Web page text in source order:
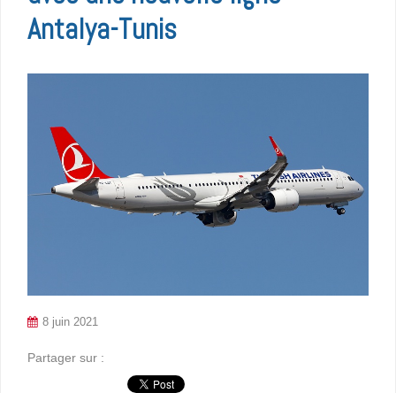
Antalya-Tunis
8 juin 2021
Partager sur :